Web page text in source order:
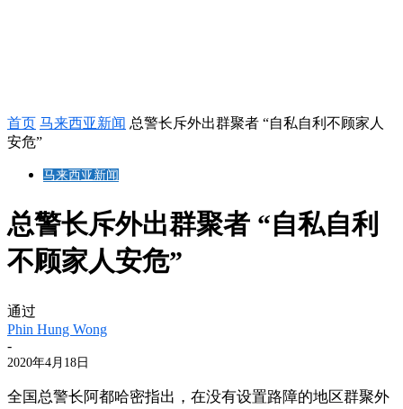
首页 马来西亚新闻 总警长斥外出群聚者 “自私自利不顾家人
安危”
马来西亚新闻
总警长斥外出群聚者 “自私自利
不顾家人安危”
通过
Phin Hung Wong
-
2020年4月18日
全国总警长阿都哈密指出，在没有设置路障的地区群聚外